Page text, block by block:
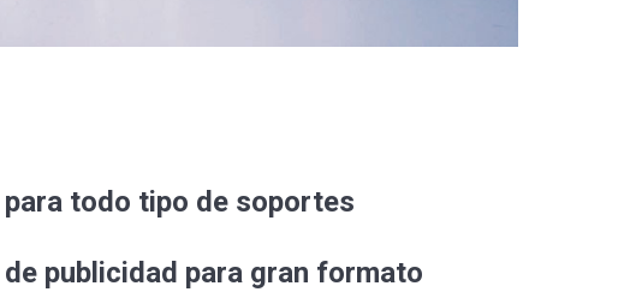
todo tipo de soportes
de publicidad para gran formato